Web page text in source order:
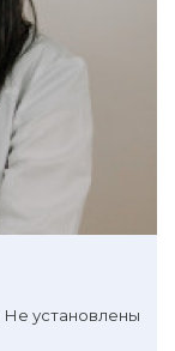
установлены